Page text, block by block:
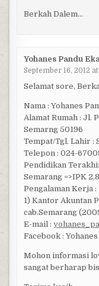
Berkah Dalem…
Yohanes Pandu
September 16, 2012
Selamat sore,
Nama : Yohanes
Alamat Rumah : Jl.
Semarng 50196
Tempat/Tgl. Lahir :
Telepon : 024-
Pendidikan
Semarang =>IPK
Pengalaman Kerja :
1) Kantor Akuntan
cab.Semarang
E-mail :
Facebook :
Mohon informasi
sangat berharap